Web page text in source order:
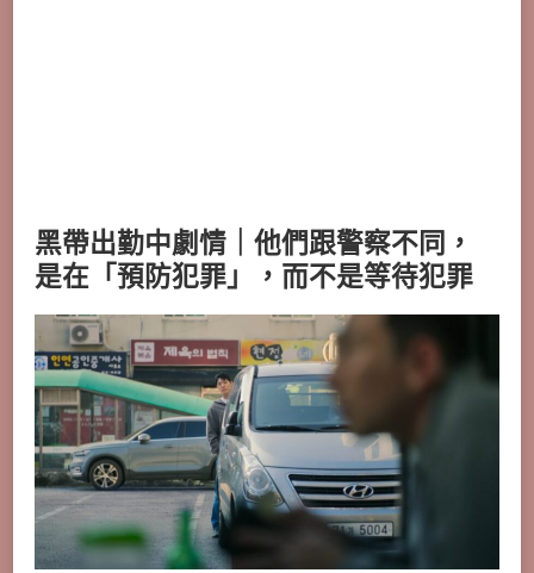
黑帶出勤中劇情｜他們跟警察不同，
是在「預防犯罪」，而不是等待犯罪